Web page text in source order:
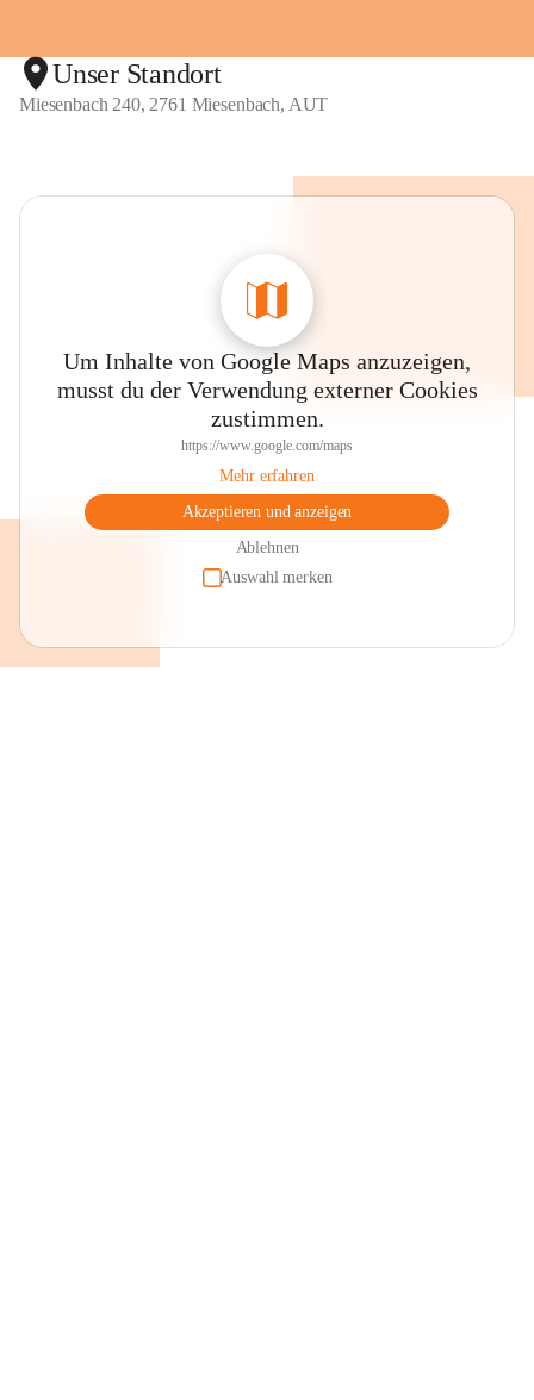
Unser Standort
Miesenbach 240, 2761 Miesenbach, AUT
Um Inhalte von Google Maps anzuzeigen,
musst du der Verwendung externer Cookies
zustimmen.
https://www.google.com/maps
Mehr erfahren
Akzeptieren und anzeigen
Ablehnen
Auswahl merken